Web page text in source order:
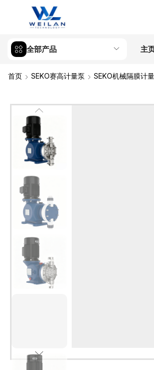
全部产品 主
首页 SEKO赛高计量泵 SEKO机械隔膜计